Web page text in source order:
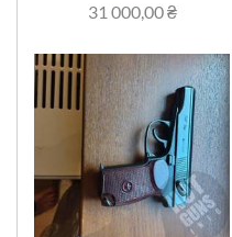
31 000,00 ₴